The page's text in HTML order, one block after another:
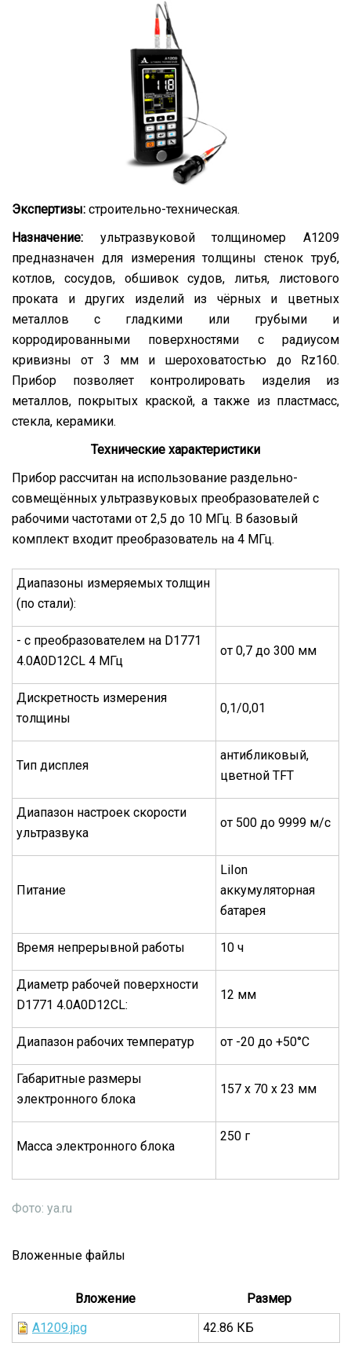
Экспертизы: строительно-техническая.
Назначение: ультразвуковой толщиномер А1209
предназначен для измерения толщины стенок труб,
котлов, сосудов, обшивок судов, литья, листового
проката и других изделий из чёрных и цветных
металлов с гладкими или грубыми и
корродированными поверхностями с радиусом
кривизны от 3 мм и шероховатостью до Rz160.
Прибор позволяет контролировать изделия из
металлов, покрытых краской, а также из пластмасс,
стекла, керамики.
Технические характеристики
Прибор рассчитан на использование раздельно-
совмещённых ультразвуковых преобразователей с
рабочими частотами от 2,5 до 10 МГц. В базовый
комплект входит преобразователь на 4 МГц.
Диапазоны измеряемых толщин
(по стали):
- с пpеобpазователем на D1771
4.0A0D12CL 4 МГц
от 0,7 до 300 мм
Дискретность измерения
толщины
0,1/0,01
Тип дисплея
антибликовый,
цветной TFT
Диапазон настроек скоpости
yльтpазвyка
от 500 до 9999 м/с
Питание
LiIon
аккумуляторная
батарея
Время непрерывной работы 10 ч
Диаметр pабочей поверхности
D1771 4.0A0D12CL:
12 мм
Диапазон рабочих температур от -20 до +50°С
Габаритные размеры
электpонного блока
157 х 70 х 23 мм
Масса электронного блока
250 г
Фото: ya.ru
Вложенные файлы
Вложение
Размер
A1209.jpg
42.86 КБ